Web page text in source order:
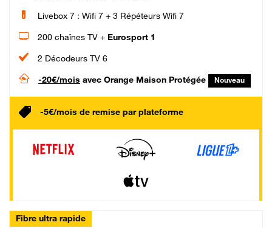
Livebox 7 : Wifi 7 + 3 Répéteurs Wifi 7
200 chaînes TV + Eurosport 1
2 Décodeurs TV 6
-20€/mois avec Orange Maison Protégée Nouveau
-5€/mois de remise par plateforme
Fibre ultra rapide